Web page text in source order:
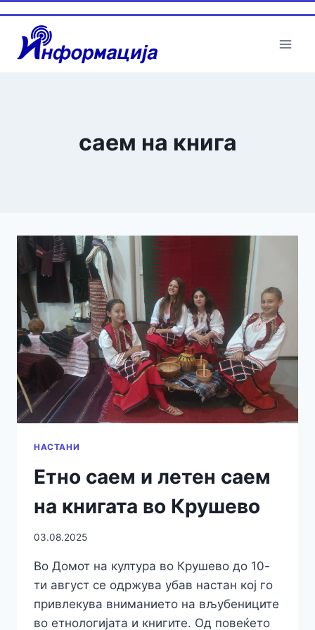
content
саем на книга
НАСТАНИ
Eтно саем и летен саем
на книгата во Крушево
03.08.2025
Во Домот на култура во Крушево до 10-
ти август се одржува убав настан кој го
привлекува вниманието на вљубениците
во етнологијата и книгите. Од повеќето